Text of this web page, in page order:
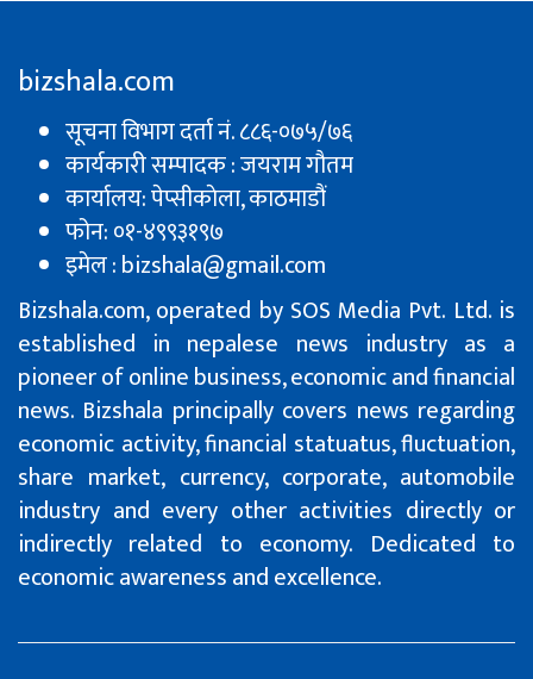
bizshala.com
सूचना विभाग दर्ता नं. ८८६-०७५/७६
कार्यकारी सम्पादक : जयराम गौतम
कार्यालय: पेप्सीकाेला, काठमाडौं
फोन: ०१-४९९३१९७
इमेल : bizshala@gmail.com
Bizshala.com, operated by SOS Media Pvt. Ltd. is
established in nepalese news industry as a
pioneer of online business, economic and financial
news. Bizshala principally covers news regarding
economic activity, financial statuatus, fluctuation,
share market, currency, corporate, automobile
industry and every other activities directly or
indirectly related to economy. Dedicated to
economic awareness and excellence.